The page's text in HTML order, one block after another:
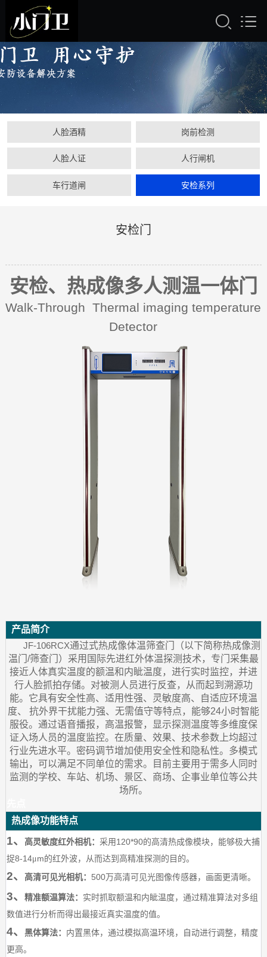
人脸酒精 岗前检测
人脸人证 人行闸机
车行道闸 安检系列
安检门
安检、 热成像多人测温一体门
Walk-Through Thermal imaging temperature
Detector
产品简介
JF-106RCX通过式热成像体温筛查门（以下简称热成像测
温门 /筛查门）采用国际先进红外体温探测技术，专门采集最
接近人体真实温度的额温和内眦温度，进行实时监控，并进
行人脸抓拍存储。对被测人员进行反查，从而起到溯源功
能。它具有安全性高、适用性强、灵敏度高、自适应环境温
度、
抗外界干扰能力强、无需值守等特点，能够24小时智能
服役。通过语音播报，高温报警，显示探测温度等多维度保
证入场人员的温度监控。在质量、效果、技术参数上均超过
行业先进水平。密码调节增加使用安全性和隐私性。多模式
输出，可以满足不同单位的需求。目前主要用于需多人同时
监测的学校、车站、机场、景区、商场、企事业单位等公共
场所。
热成像功能特点
1、 高灵敏度红外相机： 采用 120*90的高清热成像模块，能够极大捕
捉8-14μm的红外波，从而达到高精准探测的目的。
2、 高清可见光相机： 500万高清可见光图像传感器，画面更清晰。
3、 精准额温算法： 实时抓取额温和内眦温度，通过精准算法对多组
数值进行分析而得出最接近真实温度的值。
4、 黑体算法： 内置黑体，通过模拟高温环境，自动进行调整，精度
更高。